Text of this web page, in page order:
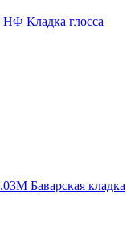
Кладка глосса